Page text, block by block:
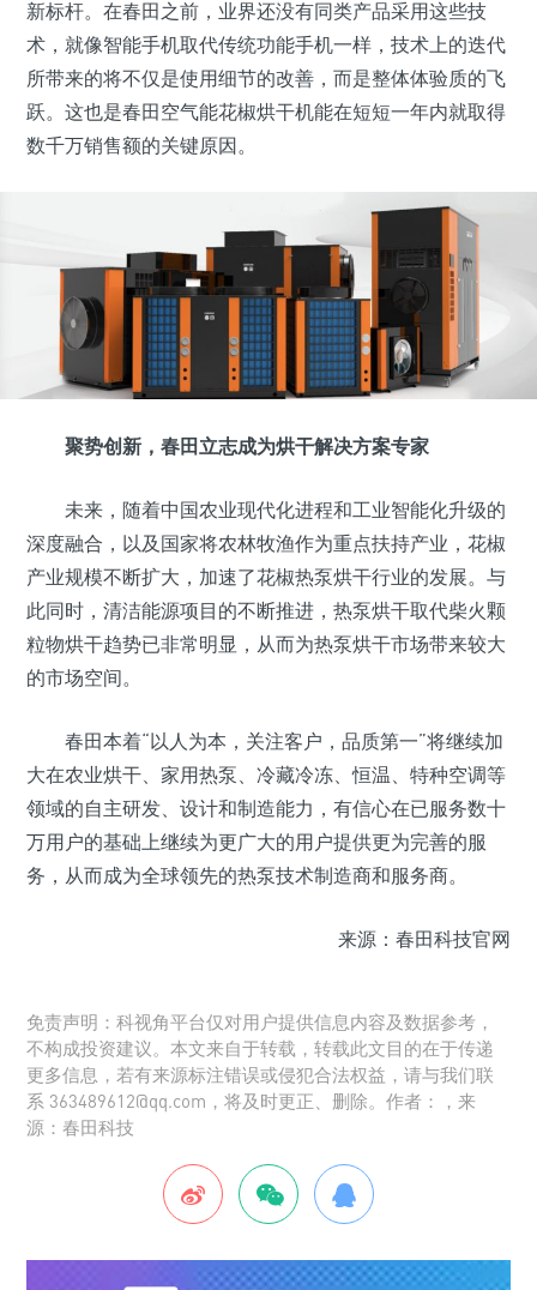
新标杆。在春田之前，业界还没有同类产品采用这些技
术，就像智能手机取代传统功能手机一样，技术上的迭代
所带来的将不仅是使用细节的改善，而是整体体验质的飞
跃。这也是春田空气能花椒烘干机能在短短一年内就取得
数千万销售额的关键原因。
聚势创新，春田立志成为烘干解决方案专家
未来，随着中国农业现代化进程和工业智能化升级的
深度融合，以及国家将农林牧渔作为重点扶持产业，花椒
产业规模不断扩大，加速了花椒热泵烘干行业的发展。与
此同时，清洁能源项目的不断推进，热泵烘干取代柴火颗
粒物烘干趋势已非常明显，从而为热泵烘干市场带来较大
的市场空间。
春田本着“以人为本，关注客户，品质第一”将继续加
大在农业烘干、家用热泵、冷藏冷冻、恒温、特种空调等
领域的自主研发、设计和制造能力，有信心在已服务数十
万用户的基础上继续为更广大的用户提供更为完善的服
务，从而成为全球领先的热泵技术制造商和服务商。
来源：春田科技官网
免责声明：科视角平台仅对用户提供信息内容及数据参考，
不构成投资建议。本文来自于转载，转载此文目的在于传递
更多信息，若有来源标注错误或侵犯合法权益，请与我们联
系 363489612@qq.com，将及时更正、删除。作者：，来
源：春田科技